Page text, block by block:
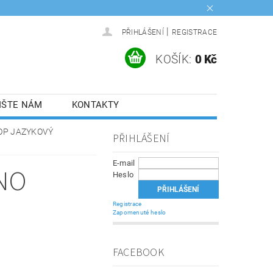
PŘIHLÁŠENÍ REGISTRACE
KOŠÍK: 0 Kč
NÁM KONTAKTY
JAZYKOVÝ PŘIHLÁŠENÍ
E-mail
Heslo
Registrace
Zapomenuté heslo
FACEBOOK